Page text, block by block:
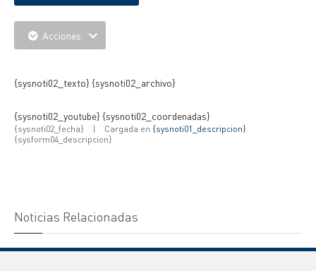
Acciones
{sysnoti02_texto} {sysnoti02_archivo}
{sysnoti02_youtube} {sysnoti02_coordenadas}
{sysnoti02_fecha} | Cargada en {sysnoti01_descripcion}
{sysform04_descripcion}
Noticias Relacionadas